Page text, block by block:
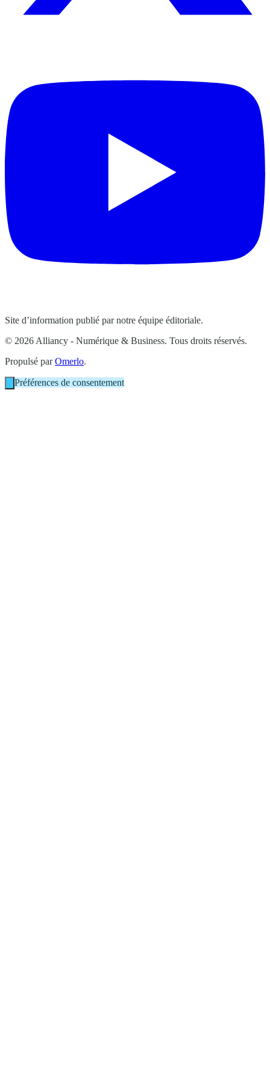
Site d’information publié par notre équipe éditoriale.
© 2026 Alliancy - Numérique & Business. Tous droits réservés.
Propulsé parOmerlo.
Préférences de consentement